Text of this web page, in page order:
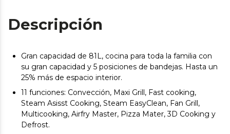
Descripción
Gran capacidad de 81L, cocina para toda la familia con
su gran capacidad y 5 posiciones de bandejas. Hasta un
25% más de espacio interior.
11 funciones: Convección, Maxi Grill, Fast cooking,
Steam Asisst Cooking, Steam EasyClean, Fan Grill,
Multicooking, Airfry Master, Pizza Mater, 3D Cooking y
Defrost.